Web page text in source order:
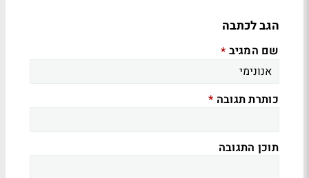
הגב לכתבה
שם המגיב *
כותרת תגובה *
תוכן התגובה